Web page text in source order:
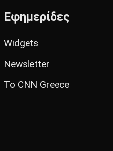
Εφημερίδες
Widgets
Newsletter
Το CNN Greece